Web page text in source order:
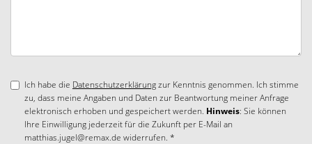
Ich habe die Datenschutzerklärungzur Kenntnis genommen. Ich stimme
zu, dass meine Angaben und Daten zur Beantwortung meiner Anfrage
elektronisch erhoben und gespeichert werden. Hinweis: Sie können
Ihre Einwilligung jederzeit für die Zukunft per E-Mail an
matthias.jugel@remax.de widerrufen. *